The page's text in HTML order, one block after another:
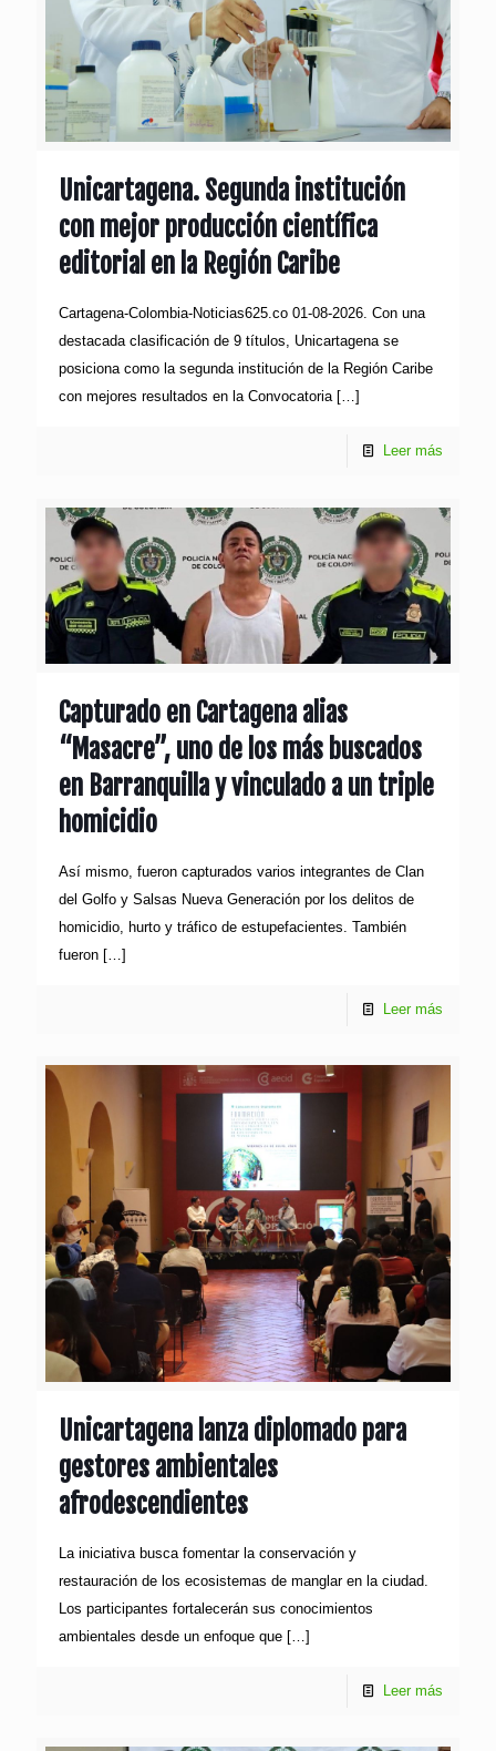
Unicartagena. Segunda institución
con mejor producción científica
editorial en la Región Caribe
Cartagena-Colombia-Noticias625.co 01-08-2026. Con una
destacada clasificación de 9 títulos, Unicartagena se
posiciona como la segunda institución de la Región Caribe
con mejores resultados en la Convocatoria […]
Leer más
Capturado en Cartagena alias
“Masacre”, uno de los más buscados
en Barranquilla y vinculado a un triple
homicidio
Así mismo, fueron capturados varios integrantes de Clan
del Golfo y Salsas Nueva Generación por los delitos de
homicidio, hurto y tráfico de estupefacientes. También
fueron […]
Leer más
Unicartagena lanza diplomado para
gestores ambientales
afrodescendientes
La iniciativa busca fomentar la conservación y
restauración de los ecosistemas de manglar en la ciudad.
Los participantes fortalecerán sus conocimientos
ambientales desde un enfoque que […]
Leer más